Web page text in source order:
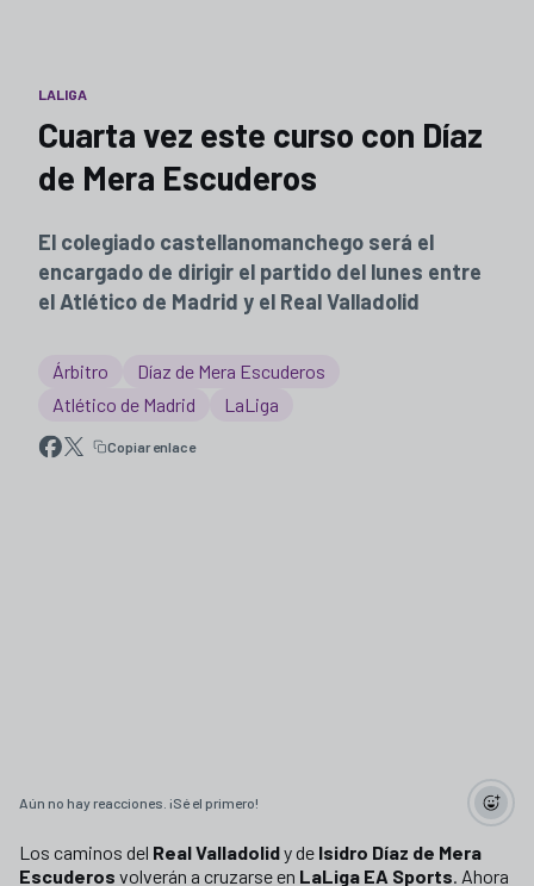
LALIGA
Cuarta vez este curso con Díaz
de Mera Escuderos
El colegiado castellanomanchego será el
encargado de dirigir el partido del lunes entre
el Atlético de Madrid y el Real Valladolid
Árbitro
Díaz de Mera Escuderos
Atlético de Madrid
LaLiga
Copiar enlace
Aún no hay reacciones. ¡Sé el primero!
Los caminos del Real Valladolidy de Isidro Díaz de Mera
Escuderos volverán a cruzarse en LaLiga EA Sports. Ahora